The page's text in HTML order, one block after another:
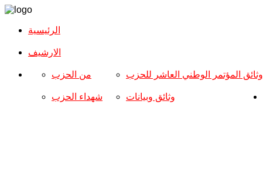
الرئيسية
الارشیف
من الحزب
شهداء الحزب
وثائق المؤتمر الوطني العاشر للحزب
وثائق وبيانات